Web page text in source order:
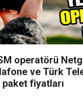
operatörü
ve Türk
paket fiyatları